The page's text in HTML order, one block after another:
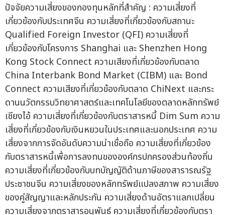
ปัจจัยความเสี่ยงของกองทุนหลักที่สำคัญ : ความเสี่ยงที่
เกี่ยวข้องกับประเทศจีน ความเสี่ยงที่เกี่ยวข้องกับสถานะ
Qualified Foreign Investor (QFI) ความเสี่ยงที่
เกี่ยวข้องกับโครงการ Shanghai และ Shenzhen Hong
Kong Stock Connect ความเสียงที่เกี่ยวข้องกับตลาด
China Interbank Bond Market (CIBM) และ Bond
Connect ความเสียงที่เกี่ยวข้องกับตลาด ChiNext และกระ
ดานนวัตกรรบวิทยาศาสตร์และเทคโนโลยีของตลาดหลักทรัพย์
เชียงไอ้ ความเสี่ยงที่เกี่ยวข้องกับตราสารหนี้ Dim Sum ความ
เสี่ยงที่เกี่ยวข้องกับเงินหยวนในประเทศและนอกประเทศ ความ
เสี่ยงจากการจัดอันดับความน่าเชื่อถือ ความเสี่ยงที่เกี่ยวข้อง
กับตราสารหนี้เพื่อการลงทนขององค์กรปกครองส่วนท้องถิ่น
ความเสี่ยงที่เกี่ยวข้องกับบทบัญญัติด้านภาษีของสารารณรัฐ
ประชาชนจีน ความเสี่ยงของหลักทรัพย์แปลงสภาพ ความเสี่ยง
ของคู่สัญญาและหลักประกัน ความเสี่ยงด้านอัตราแลกเปลี่ยน
ความเสี่ยงจากตราสารอนุพันธ์ ความเสี่ยงที่เกี่ยวข้องกับตรา